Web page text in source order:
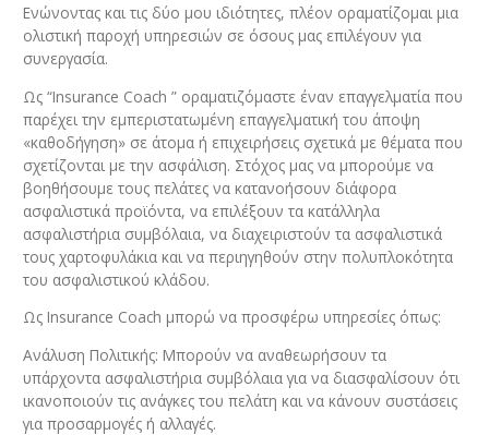
Ενώνοντας και τις δύο μου ιδιότητες, πλέον οραματίζομαι μια
ολιστική παροχή υπηρεσιών σε όσους μας επιλέγουν για
συνεργασία.
Ως “Insurance Coach ” οραματιζόμαστε έναν επαγγελματία που
παρέχει την εμπεριστατωμένη επαγγελματική του άποψη
«καθοδήγηση» σε άτομα ή επιχειρήσεις σχετικά με θέματα που
σχετίζονται με την ασφάλιση. Στόχος μας να μπορούμε να
βοηθήσουμε τους πελάτες να κατανοήσουν διάφορα
ασφαλιστικά προϊόντα, να επιλέξουν τα κατάλληλα
ασφαλιστήρια συμβόλαια, να διαχειριστούν τα ασφαλιστικά
τους χαρτοφυλάκια και να περιηγηθούν στην πολυπλοκότητα
του ασφαλιστικού κλάδου.
Ως Insurance Coach μπορώ να προσφέρω υπηρεσίες όπως:
Ανάλυση Πολιτικής: Μπορούν να αναθεωρήσουν τα
υπάρχοντα ασφαλιστήρια συμβόλαια για να διασφαλίσουν ότι
ικανοποιούν τις ανάγκες του πελάτη και να κάνουν συστάσεις
για προσαρμογές ή αλλαγές.